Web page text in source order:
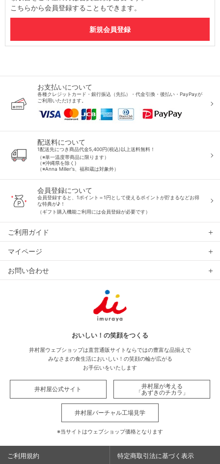
お支払いについて
各種クレジットカード・銀行振込（先払）・代金引換・後払い・PayPayが
ご利用いただけます。
配送料について
1配送先につき商品代金5,400円(税込)以上送料無料！
（※単一温度帯商品に限ります）
（※沖縄県を除く)
（※Anna Miller's、福和蔵は対象外）
会員登録について
会員登録すると、1ポイント＝1円として使えるポイントが貯まるなどお得
な特典が♪！
（ギフト購入機能ご利用には会員登録が必要です）
ご利用ガイド
マイページ
お問い合わせ
おいしい！の笑顔をつくる
井村屋ウェブショップは直営通販サイトならではの豊富な品揃えで
みなさまの食生活においしい！の笑顔の輪が広がる
お手伝いをいたします
井村屋公式サイト
井村屋が考える
「あずきのチカラ」
井村屋バーチャル工場見学
※当サイトはウェブショップ価格となります
ご利用規約 特定商取引法に基づく表示